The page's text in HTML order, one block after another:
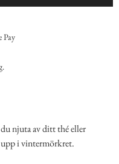
Pay
du njuta av ditt thé eller
upp i vintermörkret.